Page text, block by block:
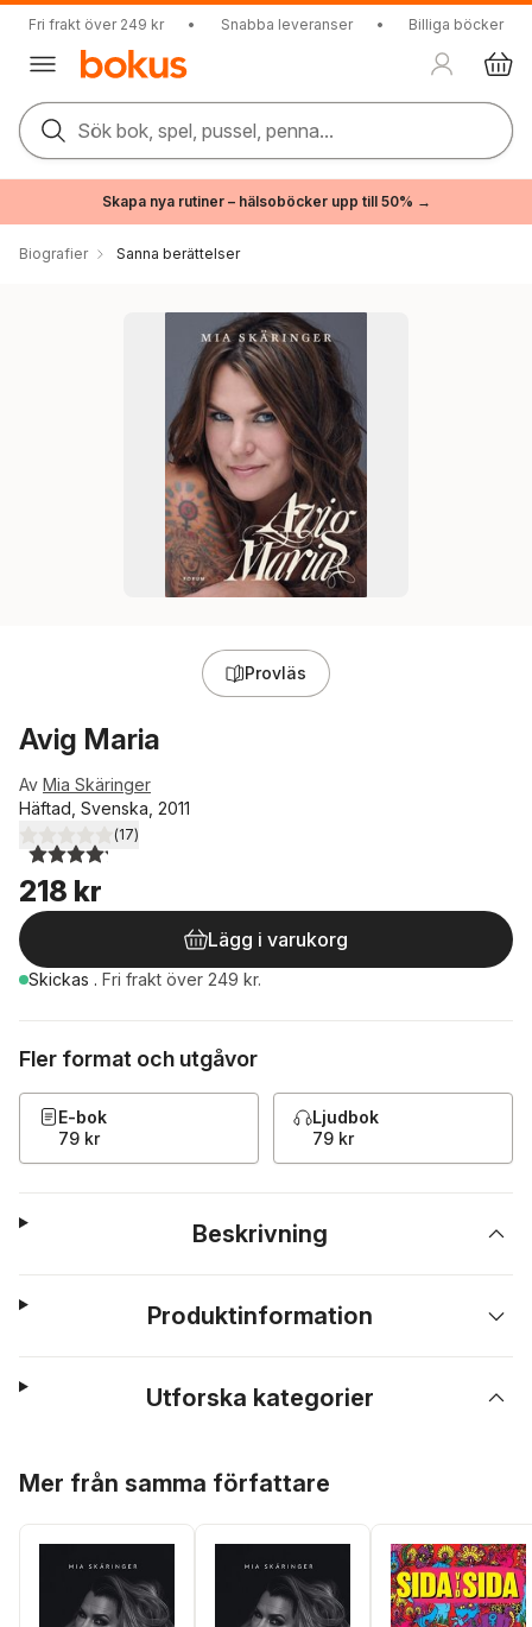
Fri frakt över 249 kr • Snabba leveranser • Billiga böcker
Sök bok, spel, pussel, penna...
Skapa nya rutiner – hälsoböcker upp till 50% →
Biografier Sanna berättelser
Provläs
Avig Maria
Av Mia Skäringer
Häftad, Svenska, 2011
4,2utav 5 stjärnor. Totalt antal röster:
(17)
218 kr
Lägg i varukorg
Skickas . Fri frakt över 249 kr.
Fler format och utgåvor
E-bok
79 kr
Ljudbok
79 kr
Beskrivning
Produktinformation
Utforska kategorier
Mer från samma författare